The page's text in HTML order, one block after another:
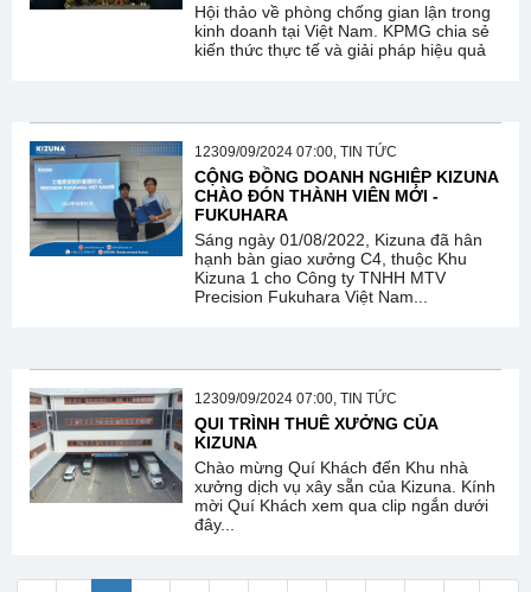
Hội thảo về phòng chống gian lận trong
kinh doanh tại Việt Nam. KPMG chia sẻ
kiến thức thực tế và giải pháp hiệu quả
12309/09/2024 07:00, TIN TỨC
CỘNG ĐỒNG DOANH NGHIỆP KIZUNA
CHÀO ĐÓN THÀNH VIÊN MỚI -
FUKUHARA
Sáng ngày 01/08/2022, Kizuna đã hân
hạnh bàn giao xưởng C4, thuộc Khu
Kizuna 1 cho Công ty TNHH MTV
Precision Fukuhara Việt Nam...
12309/09/2024 07:00, TIN TỨC
QUI TRÌNH THUÊ XƯỞNG CỦA
KIZUNA
Chào mừng Quí Khách đến Khu nhà
xưởng dịch vụ xây sẵn của Kizuna. Kính
mời Quí Khách xem qua clip ngắn dưới
đây...